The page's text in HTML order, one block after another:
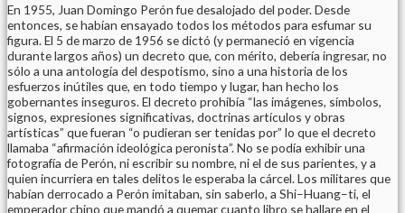
En 1955, Juan Domingo Perón fue desalojado del poder. Desde
entonces, se habían ensayado todos los métodos para esfumar su
figura. El 5 de marzo de 1956 se dictó (y permaneció en vigencia
durante largos años) un decreto que, con mérito, debería ingresar, no
sólo a una antología del despotismo, sino a una historia de los
esfuerzos inútiles que, en todo tiempo y lugar, han hecho los
gobernantes inseguros. El decreto prohibía “las imágenes, símbolos,
signos, expresiones significativas, doctrinas artículos y obras
artísticas” que fueran “o pudieran ser tenidas por” lo que el decreto
llamaba “afirmación ideológica peronista”. No se podía exhibir una
fotografía de Perón, ni escribir su nombre, ni el de sus parientes, y a
quien incurriera en tales delitos le esperaba la cárcel. Los militares que
habían derrocado a Perón imitaban, sin saberlo, a Shi–Huang–ti, el
emperador chino que mandó a quemar cuanto libro se hallare en el